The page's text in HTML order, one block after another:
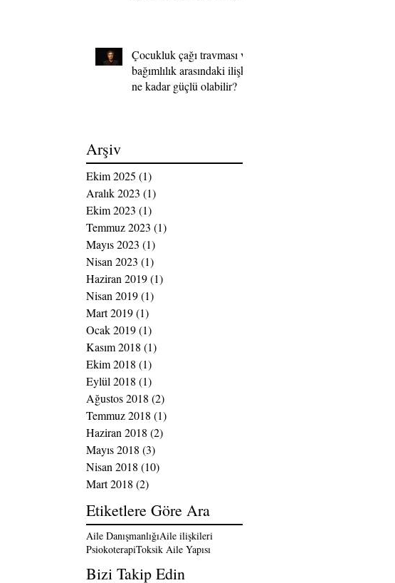
Çocukluk çağı travması ve
bağımlılık arasındaki ilişki
ne kadar güçlü olabilir?
Arşiv
Ekim 2025 (1)
Aralık 2023 (1)
Ekim 2023 (1)
Temmuz 2023 (1)
Mayıs 2023 (1)
Nisan 2023 (1)
Haziran 2019(1)
Nisan 2019(1)
Mart 2019(1)
Ocak 2019(1)
Kasım 2018 (1)
Ekim 2018 (1)
Eylül 2018 (1)
Ağustos 2018 (2)
Temmuz 2018 (1)
Haziran 2018 (2)
Mayıs 2018 (3)
Nisan 2018 (10)
Mart 2018 (2)
Etiketlere Göre Ara
Aile DanışmanlığıAile ilişkileri
PsiokoterapiToksik Aile Yapısı
Bizi Takip Edin